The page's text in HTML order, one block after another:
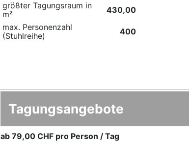
größter Tagungsraum in
m²
430,00
max. Personenzahl
(Stuhlreihe)
400
Tagungsangebote
ab 79,00 CHF pro Person / Tag